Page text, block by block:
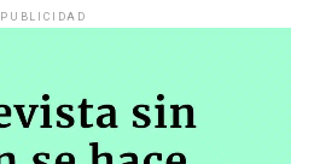
PUBLICIDAD